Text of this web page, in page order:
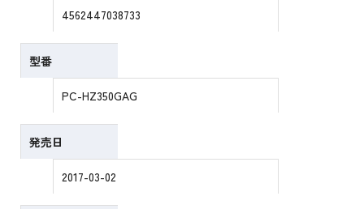
4562447038733
型番
PC-HZ350GAG
発売日
2017-03-02